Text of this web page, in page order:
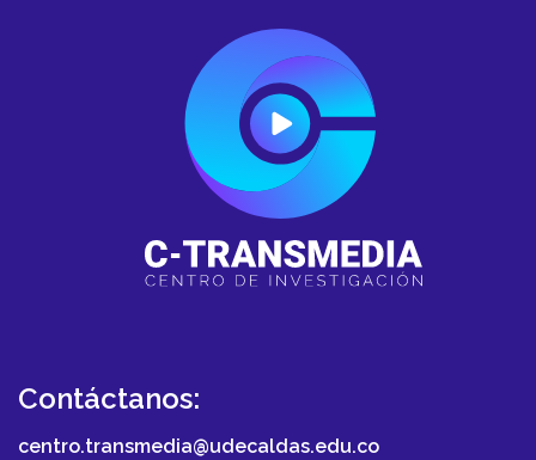
Contáctanos:
centro.transmedia@udecaldas.edu.co